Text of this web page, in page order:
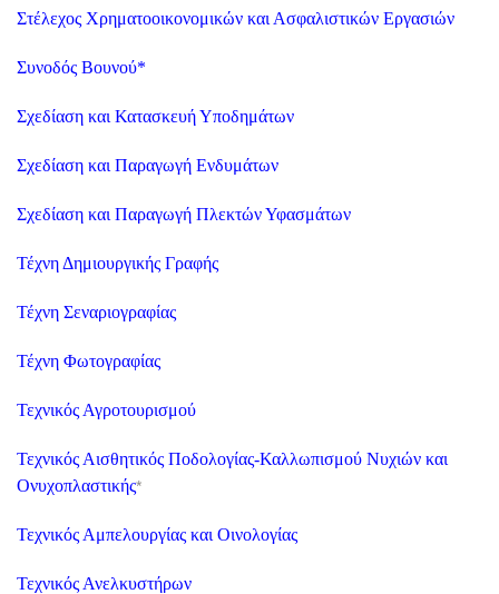
Στέλεχος Χρηματοοικονομικών και Ασφαλιστικών Εργασιών
Συνοδός Βουνού*
Σχεδίαση και Κατασκευή Υποδημάτων
Σχεδίαση και Παραγωγή Ενδυμάτων
Σχεδίαση και Παραγωγή Πλεκτών Υφασμάτων
Τέχνη Δημιουργικής Γραφής
Τέχνη Σεναριογραφίας
Τέχνη Φωτογραφίας
Τεχνικός Αγροτουρισμού
Τεχνικός Αισθητικός Ποδολογίας-Καλλωπισμού Νυχιών και
Ονυχοπλαστικής*
Τεχνικός Αμπελουργίας και Οινολογίας
Τεχνικός Ανελκυστήρων